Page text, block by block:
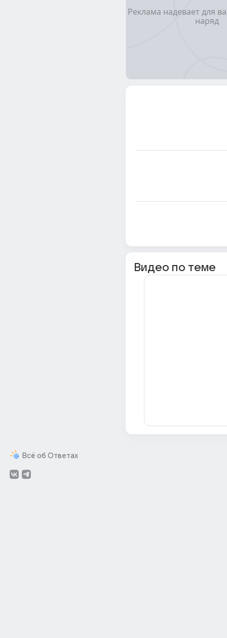
Всё об Ответах
Видео по теме